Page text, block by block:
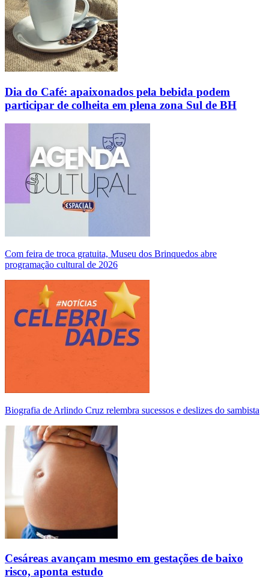
Dia do Café: apaixonados pela bebida podem
participar de colheita em plena zona Sul de BH
Com feira de troca gratuita, Museu dos Brinquedos abre
programação cultural de 2026
Biografia de Arlindo Cruz relembra sucessos e deslizes do sambista
Cesáreas avançam mesmo em gestações de baixo
risco, aponta estudo